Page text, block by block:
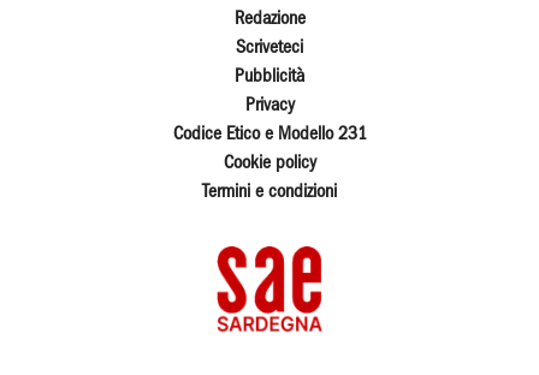
Redazione
Scriveteci
Pubblicità
Privacy
Codice Etico e Modello 231
Cookie policy
Termini e condizioni